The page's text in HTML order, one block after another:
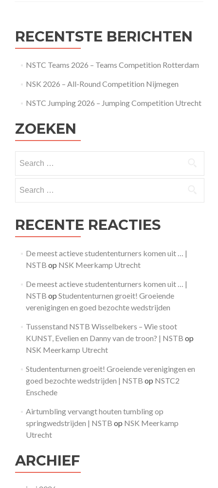
RECENTSTE BERICHTEN
NSTC Teams 2026 – Teams Competition Rotterdam
NSK 2026 – All-Round Competition Nijmegen
NSTC Jumping 2026 – Jumping Competition Utrecht
ZOEKEN
for:
for:
RECENTE REACTIES
De meest actieve studententurners komen uit … |
NSTB op NSK Meerkamp Utrecht
De meest actieve studententurners komen uit … |
NSTB op Studententurnen groeit! Groeiende
verenigingen en goed bezochte wedstrijden
Tussenstand NSTB Wisselbekers – Wie stoot
KUNST, Evelien en Danny van de troon? | NSTB op
NSK Meerkamp Utrecht
Studententurnen groeit! Groeiende verenigingen en
goed bezochte wedstrijden | NSTB op NSTC2
Enschede
Airtumbling vervangt houten tumbling op
springwedstrijden | NSTB op NSK Meerkamp
Utrecht
ARCHIEF